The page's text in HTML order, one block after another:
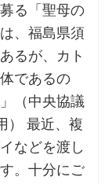
る「聖母の
、福島県須
るが、カト
であるの
（中央協議
） 最近、複
などを渡し
。十分にご